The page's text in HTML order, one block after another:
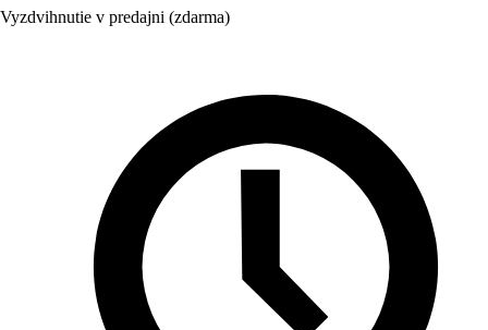
Vyzdvihnutie v predajni (zdarma)